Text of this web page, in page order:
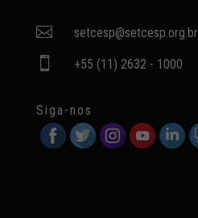
 setcesp@setcesp.org.br
 +55 (11) 2632 - 1000
Siga-nos